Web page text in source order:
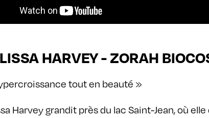
HARVEY - ZORAH
tout en beauté »
Harvey grandit près du lac Saint-Jean, où